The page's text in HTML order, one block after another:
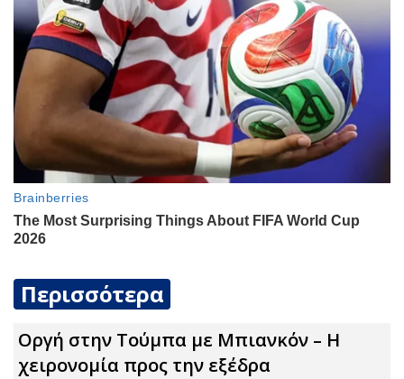
Περισσότερα
Οργή στην Τούμπα με Μπιανκόν – Η
χειρονομία προς την εξέδρα